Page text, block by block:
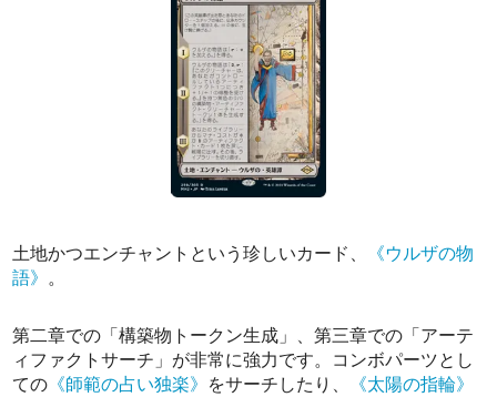
土地かつエンチャントという珍しいカード、
《ウルザの物
語》 。
第二章での「構築物トークン生成」、第三章での「アーテ
ィファクトサーチ」が非常に強力です。コンボパーツとし
ての 《師範の占い独楽》 をサーチしたり、
《太陽の指輪》